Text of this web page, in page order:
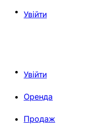
Увійти
Увійти
Оренда
Продаж